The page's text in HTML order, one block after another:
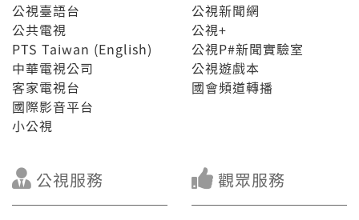
公視臺語台
公共電視
PTS Taiwan (English)
中華電視公司
客家電視台
國際影音平台
小公視
公視新聞網
公視+
公視P#新聞實驗室
公視遊戲本
國會頻道轉播
公視服務 觀眾服務